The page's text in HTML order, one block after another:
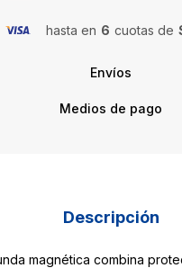
hasta en 6 cuotas de
Envíos
Medios de pago
Descripción
magnética combina